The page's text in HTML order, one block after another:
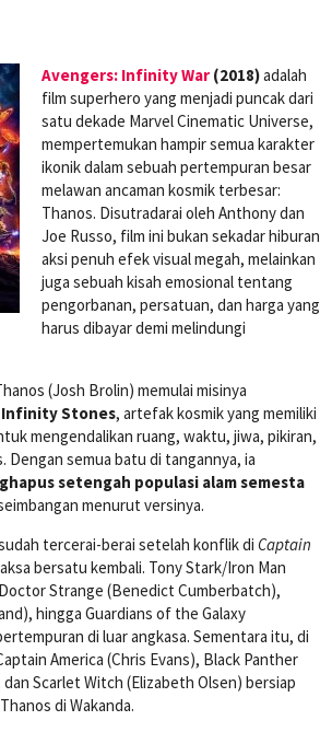
Avengers: Infinity War (2018)adalah
film superhero yang menjadi puncak dari
satu dekade Marvel Cinematic Universe,
mempertemukan hampir semua karakter
ikonik dalam sebuah pertempuran besar
melawan ancaman kosmik terbesar:
Thanos. Disutradarai oleh Anthony dan
Joe Russo, film ini bukan sekadar hiburan
aksi penuh efek visual megah, melainkan
juga sebuah kisah emosional tentang
pengorbanan, persatuan, dan harga yang
harus dibayar demi melindungi
(Josh Brolin) memulai misinya
Infinity Stones, artefak kosmik yang memiliki
mengendalikan ruang, waktu, jiwa, pikiran,
Dengan semua batu di tangannya, ia
setengah populasi alam semesta
menurut versinya.
tercerai-berai setelah konflik di Captain
bersatu kembali. Tony Stark/Iron Man
Strange (Benedict Cumberbatch),
hingga Guardians of the Galaxy
di luar angkasa. Sementara itu, di
America (Chris Evans), Black Panther
Scarlet Witch (Elizabeth Olsen) bersiap
di Wakanda.